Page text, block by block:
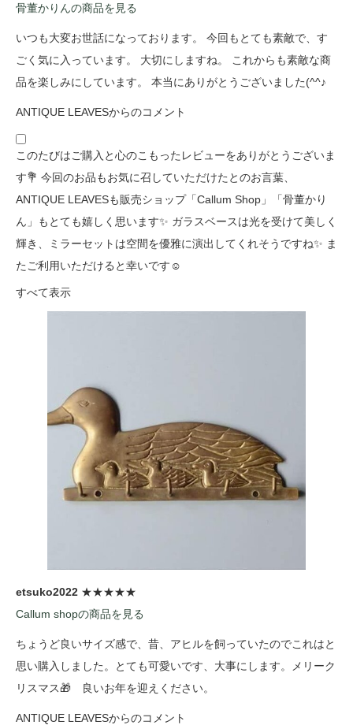
骨董かりんの商品を見る
いつも大変お世話になっております。 今回もとても素敵で、す
ごく気に入っています。 大切にしますね。 これからも素敵な商
品を楽しみにしています。 本当にありがとうございました(^^♪
ANTIQUE LEAVESからのコメント
このたびはご購入と心のこもったレビューをありがとうございま
す💐 今回のお品もお気に召していただけたとのお言葉、
ANTIQUE LEAVESも販売ショップ「Callum Shop」「骨董かり
ん」もとても嬉しく思います✨ ガラスベースは光を受けて美しく
輝き、ミラーセットは空間を優雅に演出してくれそうですね✨ ま
たご利用いただけると幸いです☺️
すべて表示
etsuko2022 ★★★★★
Callum shopの商品を見る
ちょうど良いサイズ感で、昔、アヒルを飼っていたのでこれはと
思い購入しました。とても可愛いです、大事にします。メリーク
リスマス🎁 良いお年を迎えください。
ANTIQUE LEAVESからのコメント